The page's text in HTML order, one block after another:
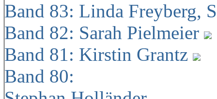
Band 83: Linda Freyberg,
Band 82: Sarah Pielmeier
Band 81: Kirstin Grantz
Band 80: